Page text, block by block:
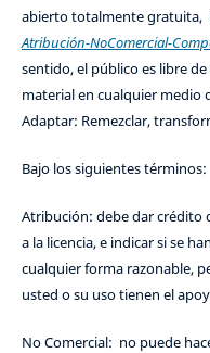
abierto totalmente gratuita,
Atribución-NoComercial-
sentido, el público es libre
material en cualquier medio
Adaptar: Remezclar,
Bajo los siguientes términos:
Atribución: debe dar crédito
a la licencia, e indicar si se
cualquier forma razonable,
usted o su uso tienen el
No Comercial: no puede